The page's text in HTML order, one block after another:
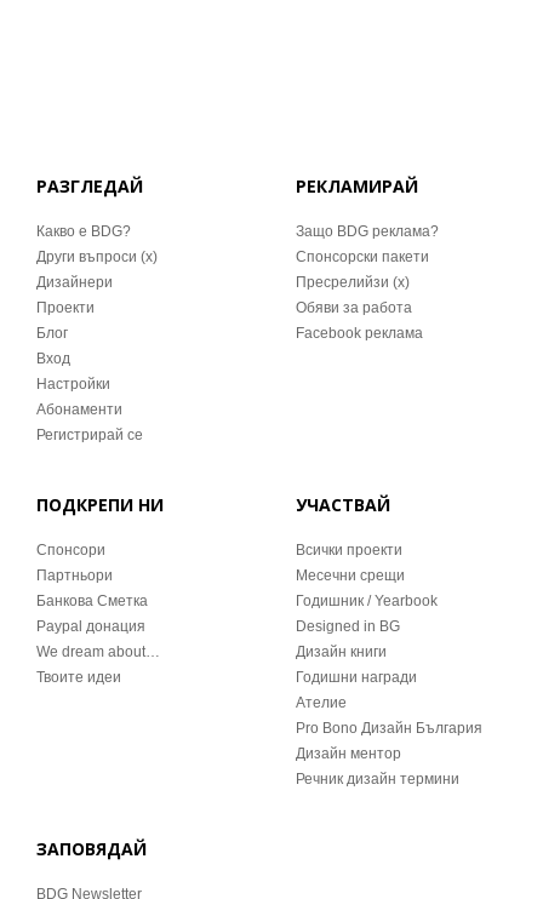
РАЗГЛЕДАЙ
Какво е BDG?
Други въпроси (x)
Дизайнери
Проекти
Блог
Вход
Настройки
Абонаменти
Регистрирай се
РЕКЛАМИРАЙ
Защо BDG реклама?
Спонсорски пакети
Пресрелийзи (x)
Обяви за работа
Facebook реклама
ПОДКРЕПИ НИ
Спонсори
Партньори
Банкова Сметка
Paypal донация
We dream about…
Твоите идеи
УЧАСТВАЙ
Всички проекти
Месечни срещи
Годишник / Yearbook
Designed in BG
Дизайн книги
Годишни награди
Ателие
Pro Bono Дизайн България
Дизайн ментор
Речник дизайн термини
ЗАПОВЯДАЙ
BDG Newsletter